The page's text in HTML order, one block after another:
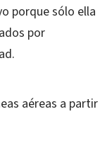
porque sólo ella
por
aéreas a partir